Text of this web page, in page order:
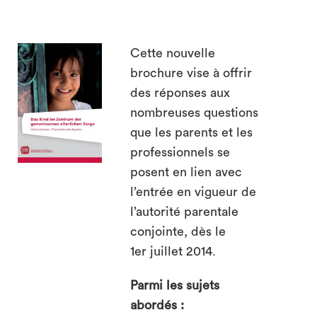
Cette nouvelle
brochure vise à offrir
des réponses aux
nombreuses questions
que les parents et les
professionnels se
posent en lien avec
l’entrée en vigueur de
l’autorité parentale
conjointe, dès le
1er juillet 2014.
Parmi les sujets
abordés :